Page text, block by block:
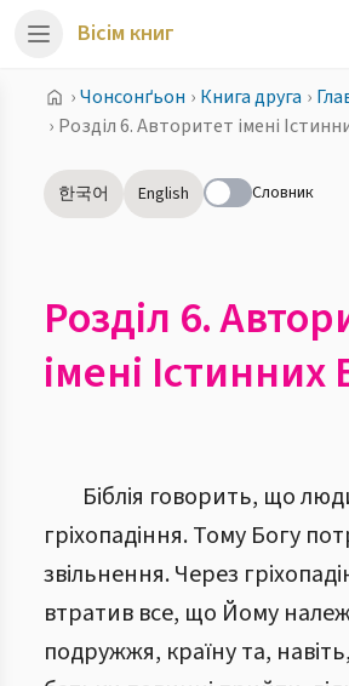
Вісім книг
›Чонсонґьон › Книга друга ›
› Розділ 6. Авторитет імені
한국어 English Словник
Розділ 6.
імені Істинних
Біблія говорить, що
гріхопадіння. Тому Богу
звільнення. Через
втратив все, що Йому
подружжя, країну та, навіть,